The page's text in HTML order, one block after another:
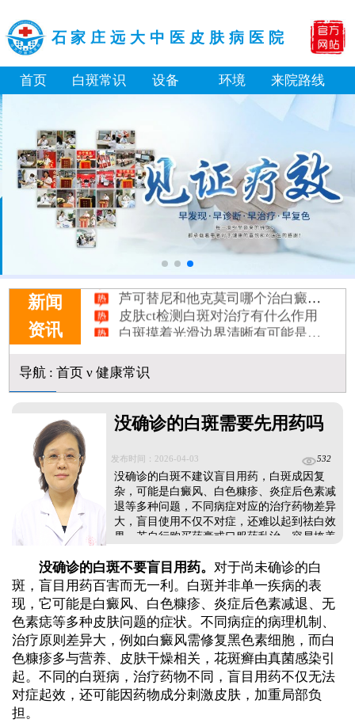
石家庄远大中医皮肤病医院
首页 白斑常识 设备 环境 来院路线
新闻
资讯
补骨脂泡酒真能治白癜风吗 有没有副作用
伍德灯下白斑比肉眼看到的更大正常吗
儿童下巴长小白点是什么原因
芦可替尼和他克莫司哪个治白癜风好
皮肤ct检测白斑对治疗有什么作用
白斑摸着光滑边界清晰有可能是哪种皮肤病
白癜风长期用激素药膏会有副作用吗
脸上长了小白点是什么情况
白癜风用芦可替尼乳膏多久能恢复正常色
导航: 首页ν 健康常识
没确诊的白斑需要先用药吗
发布时间：2026-04-03 532
没确诊的白斑不建议盲目用药，白斑成因复
杂，可能是白癜风、白色糠疹、炎症后色素减
退等多种问题，不同病症对应的治疗药物差异
大，盲目使用不仅不对症，还难以起到祛白效
果。若自行购买药膏或口服药乱治，容易掩盖
导致白斑扩散，既浪费时间与金钱，还会耽误
理想的治疗时机。建议先通过伍德灯、皮肤CT
等检查明确白斑类型与病因，再制定针对性方
案，科学祛白，保障疗效。...
没确诊的白斑不要盲目用药。 对于尚未确诊的白
斑，盲目用药百害而无一利。白斑并非单一疾病的表
现，它可能是白癜风、白色糠疹、炎症后色素减退、无
色素痣等多种皮肤问题的症状。不同病症的病理机制、
治疗原则差异大，例如白癜风需修复黑色素细胞，而白
色糠疹多与营养、皮肤干燥相关，花斑癣由真菌感染引
起。不同的白斑病，治疗药物不同，盲目用药不仅无法
对症起效，还可能因药物成分刺激皮肤，加重局部负
担。